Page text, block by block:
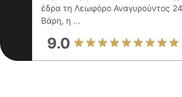
έδρα τη Λεωφόρο Αναγυρούντος
Βάρη, η ...
9.0